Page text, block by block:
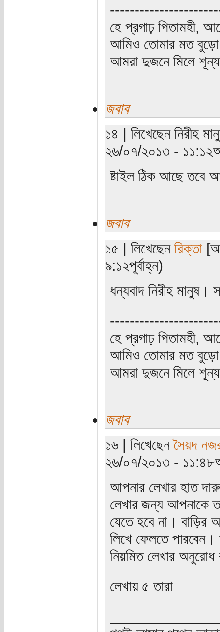
হে প্রগাঢ় পিতামহী,
আমিও তোমার মত বুড়ো
আমরা দুজনে মিলে শূন্য
জবাব
১৪ | লিখেছেন নিরীহ
২৬/০৭/২০১৩ -
ষ্টাইল ঠিক আছে তবে
জবাব
১৫ | লিখেছেন রিক্তা
৯:১২পূর্বাহ্ন)
ধন্যবাদ নিরীহ
হে প্রগাঢ় পিতামহী,
আমিও তোমার মত বুড়ো
আমরা দুজনে মিলে শূন্য
জবাব
১৬ | লিখেছেনসৈয়দ
২৬/০৭/২০১৩ -
আপনার লেখার হাত
লেখার জন্য আপনাকে
যেতে হবে না। বাড়ির
লিখে ফেলতে
নিয়মিত লেখার
লেখায় ৫ তারা